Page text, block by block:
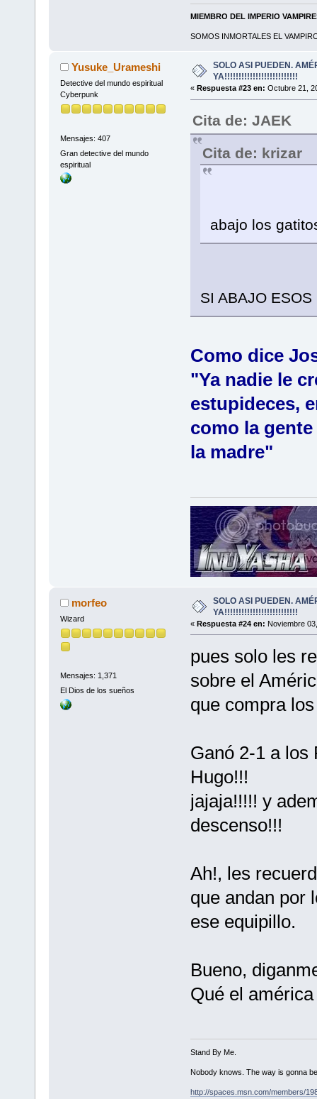
MIEMBRO DEL IMPERIO
SOMOS INMORTALES EL
Yusuke_Urameshi
Detective del mundo espiritual
Cyberpunk
Mensajes: 407
Gran detective del mundo
espiritual
SOLO ASI PUEDEN.
YA!!!!!!!!!!!!!!!!!!!!!!!!!!
« Respuesta #23 en: Octubre 21,
Cita de: JAEK
Cita de: krizar
abajo los
SI ABAJO
Como dice
"Ya nadie le
estupideces,
como la
la madre"
morfeo
Wizard
Mensajes: 1,371
El Dios de los sueños
SOLO ASI PUEDEN.
YA!!!!!!!!!!!!!!!!!!!!!!!!!!
« Respuesta #24 en: Noviembre
pues solo les
sobre el
que compra
Ganó 2-1 a los
Hugo!!!
jajaja!!!!! y
descenso!!!
Ah!, les
que andan por
ese equipillo.
Bueno,
Qué el
Stand By Me.
Nobody knows. The way is gonna
http://spaces.msn.com/members/